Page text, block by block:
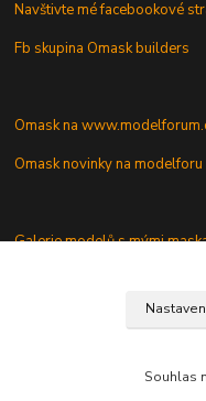
Navštivte mé facebookové
Fb skupina Omask builders
Omask na
Omask novinky na modelforu
Galerie modelů s mými
Souhlas